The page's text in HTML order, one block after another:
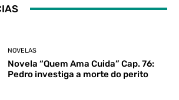
NOVELAS
Novela “Quem Ama Cuida” Cap. 76:
Pedro investiga a morte do perito